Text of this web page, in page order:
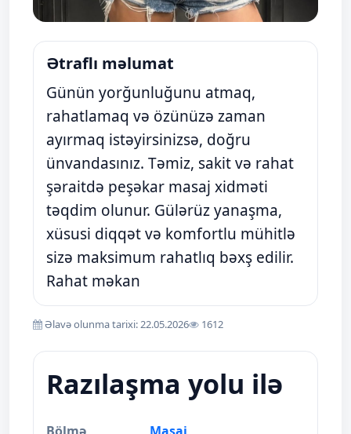
Ətraflı məlumat
Günün yorğunluğunu atmaq,
rahatlamaq və özünüzə zaman
ayırmaq istəyirsinizsə, doğru
ünvandasınız. Təmiz, sakit və rahat
şəraitdə peşəkar masaj xidməti
təqdim olunur. Gülərüz yanaşma,
xüsusi diqqət və komfortlu mühitlə
sizə maksimum rahatlıq bəxş edilir.
Rahat məkan
Əlavə olunma tarixi: 22.05.2026 1612
Razılaşma yolu ilə